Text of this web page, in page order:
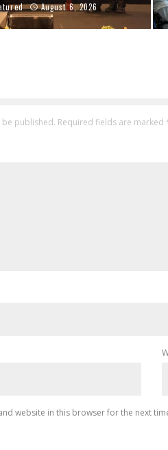
August 6, 2026
published. Required fields are marked
website in this browser for the next